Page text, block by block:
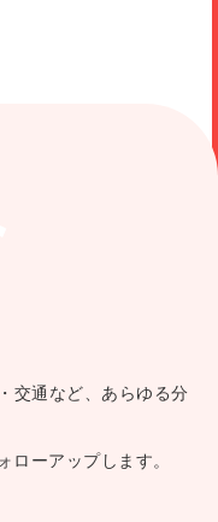
）にご採用頂きまし
頂きました。
交通など、あらゆる分
ローアップします。